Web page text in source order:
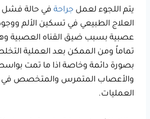
يتم اللجوء لعمل جراحة في حالة فشل
العلاج الطبيعي في تسكين الألم
عصبية بسبب ضيق القناه العصبية
تماماً ومن الممكن بعد العملية
بصورة دائمة وخاصة اذا ما تمت
والأعصاب المتمرس والمتخصص في
العمليات.